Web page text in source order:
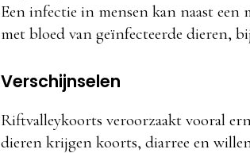
Een infectie in mensen kan naast
met bloed van geïnfecteerde dieren,
Verschijnselen
Riftvalleykoorts veroorzaakt vooral
dieren krijgen koorts, diarree en